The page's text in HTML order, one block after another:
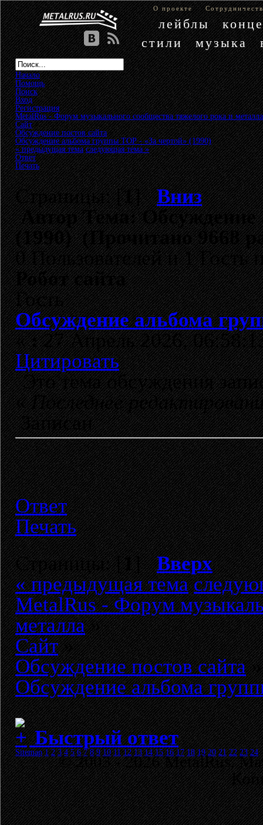
О проекте
лейблы
стили
музыка
Начало
Помощь
Поиск
Вход
Регистрация
MetalRus - Форум музыкального сообщества тяжелого рока и металла
Сайт»
Обсуждение постов сайта»
Обсуждение альбома группы ТОР - «За чертой» (1990)
« предыдущая тема следующая тема »
Ответ
Печать
Страницы: [1]Вниз
АвторТема: Обсуждение
(1990) (Прочитано 9668
0 Пользователей и 1 Гость
Робот сайта
Гость
Обсуждение альбома
«:27 Апрель 2026,
Цитировать
Это тема обсуждения
«Последнее
Записан
Ответ
Печать
Страницы: [1]Вверх
« предыдущая тема
MetalRus - Форум
металла»
Сайт»
Обсуждение постов сайта»
Обсуждение альбома
Быстрый ответ
Sitemap 1 2 3 4 5 6 7 8 9 10 11 12 13 14 15 16 17 18 19 20 21 22 23 24
© 2003 - 2026 MetalRus.